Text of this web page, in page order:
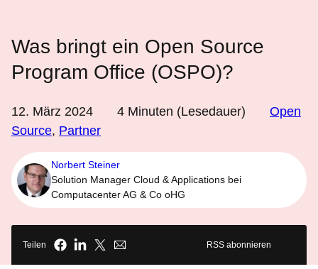
Was bringt ein Open Source
Program Office (OSPO)?
12. März 2024 4 Minuten (Lesedauer)
Open
Source, Partner
Norbert Steiner
Solution Manager Cloud & Applications bei
Computacenter AG & Co oHG
Teilen RSS abonnieren